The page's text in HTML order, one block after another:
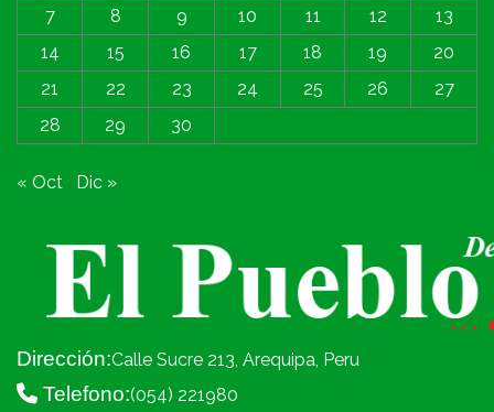
7
8 9 10 11 12
13
14
15 16 17 18 19
20
21
22 23 24 25 26
27
28
29 30
« Oct Dic »
Dirección:Calle Sucre 213, Arequipa, Peru
Telefono:(054) 221980